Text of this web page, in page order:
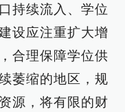
持续流入、学位
设应注重扩大增
合理保障学位供
萎缩的地区，规
源，将有限的财